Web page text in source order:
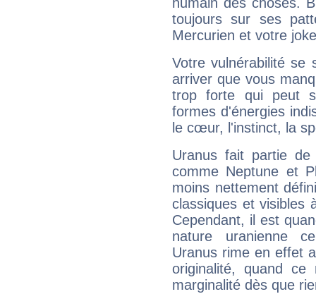
humain des choses.
toujours sur ses
Mercurien et votre
Votre vulnérabilité se
arriver que vous
trop forte qui peut
formes d'énergies
le cœur, l'instinct, la
Uranus fait partie
comme Neptune et
moins nettement
classiques et visibles
Cependant, il est
nature uranienne
Uranus rime en effet
originalité, quand ce
marginalité dès que